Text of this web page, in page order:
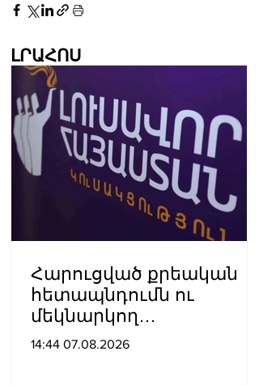
ԼՐԱՀՈՍ
Հարուցված քրեական
հետապնդումն ու
մեկնարկող
դատավարությունը
14:44 07.08.2026